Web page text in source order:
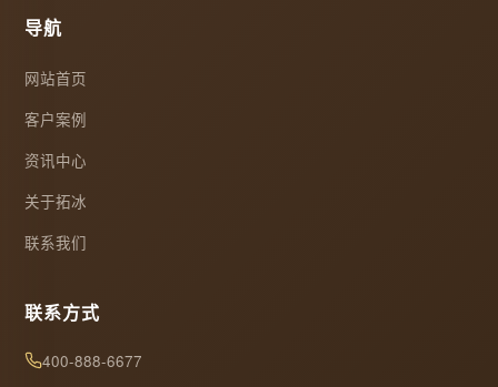
导航
网站首页
客户案例
资讯中心
关于拓冰
联系我们
联系方式
400-888-6677